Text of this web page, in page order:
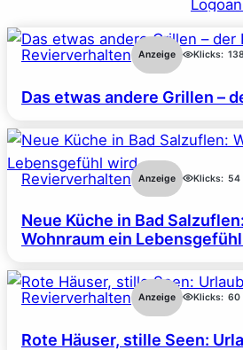
Revierverhalten Anzeige Klicks:
Das etwas andere Grillen –
Revierverhalten Anzeige Klicks: 54
Neue Küche in Bad
Wohnraum ein
Revierverhalten Anzeige Klicks: 60
Rote Häuser, stille Seen: